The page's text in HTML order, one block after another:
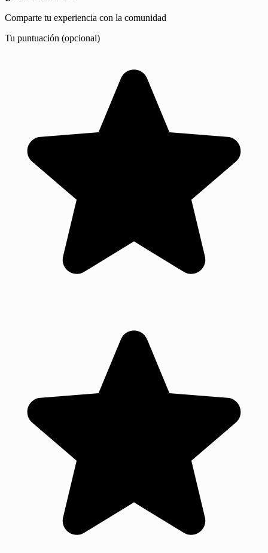
Comparte tu experiencia con la comunidad
Tu puntuación (opcional)